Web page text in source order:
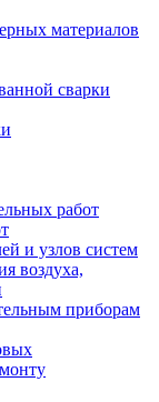
материалов
сварки
работ
и узлов систем
воздуха,
приборам